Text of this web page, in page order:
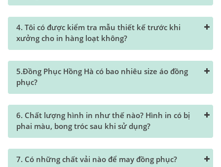
4. Tôi có được kiểm tra mẫu thiết kế trước khi
xưởng cho in hàng loạt không?
5.Đồng Phục Hồng Hà có bao nhiêu size áo đồng
phục?
6. Chất lượng hình in như thế nào? Hình in có bị
phai màu, bong tróc sau khi sử dụng?
7. Có những chất vải nào để may đồng phục?